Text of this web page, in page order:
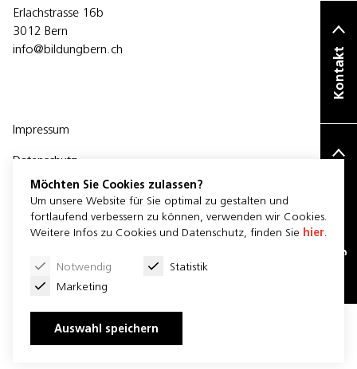
Mitglied werden
Kontakt
Erlachstrasse 16b
3012 Bern
info@bildungbern.ch
Impressum
Datenschutz
Newsletter
Möchten Sie Cookies zulassen?
Um unsere Website für Sie optimal zu gestalten und
fortlaufend verbessern zu können, verwenden wir Cookies.
Weitere Infos zu Cookies und Datenschutz, finden Sie hier
Notwendig
Statistik
Marketing
Auswahl speichern